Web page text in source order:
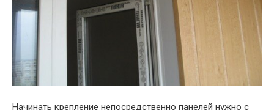
Начинать крепление непосредственно панелей нужно с